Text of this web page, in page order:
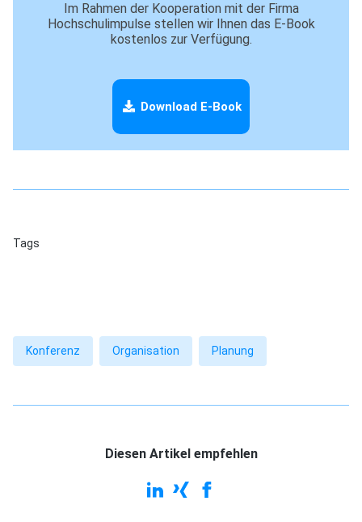
Im Rahmen der Kooperation mit der Firma
Hochschulimpulse stellen wir Ihnen das E-Book
kostenlos zur Verfügung.
Download E-Book
Tags
Konferenz Organisation Planung
Diesen Artikel empfehlen